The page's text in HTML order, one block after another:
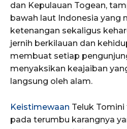
dan Kepulauan Togean,
bawah laut Indonesia yang
ketenangan sekaligus
jernih berkilauan dan
membuat setiap
menyaksikan keajaiban
langsung oleh alam.
Keistimewaan Teluk
pada terumbu karangnya